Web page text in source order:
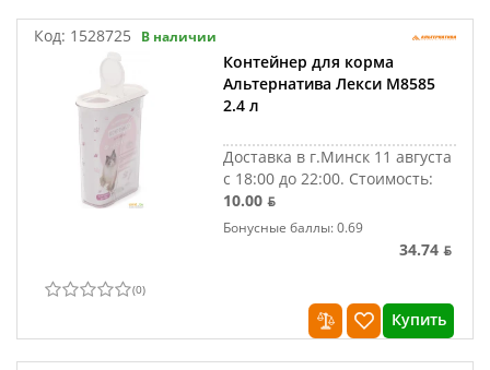
Код: 1528725 В наличии
Контейнер для корма
Альтернатива Лекси М8585
2.4 л
Доставка в г.Минск 11 августа
с 18:00 до 22:00. Стоимость:
10.00 ƃ
Бонусные баллы: 0.69
34.74 ƃ
(0)
Купить